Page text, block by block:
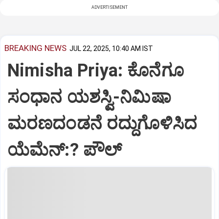
ADVERTISEMENT
BREAKING NEWS JUL 22, 2025, 10:40 AM IST
Nimisha Priya: ಕೊನೆಗೂ
ಸಂಧಾನ ಯಶಸ್ವಿ-ನಿಮಿಷಾ
ಮರಣದಂಡನೆ ರದ್ದುಗೊಳಿಸಿದ
ಯೆಮೆನ್:? ಪೌಲ್